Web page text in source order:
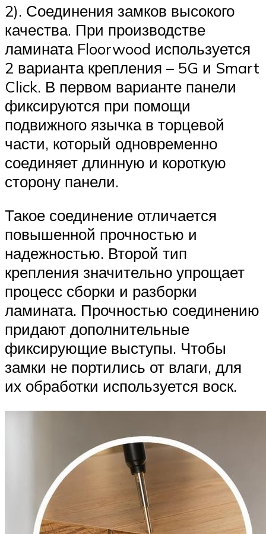
2). Соединения замков высокого
качества. При производстве
ламината Floorwood используется
2 варианта крепления – 5G и Smart
Click. В первом варианте панели
фиксируются при помощи
подвижного язычка в торцевой
части, который одновременно
соединяет длинную и короткую
сторону панели.
Такое соединение отличается
повышенной прочностью и
надежностью. Второй тип
крепления значительно упрощает
процесс сборки и разборки
ламината. Прочностью соединению
придают дополнительные
фиксирующие выступы. Чтобы
замки не портились от влаги, для
их обработки используется воск.